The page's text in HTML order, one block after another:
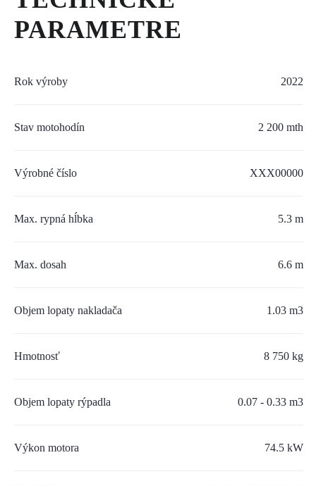
SERVIS A NÁHRADNÉ DIELY
PART.CAT.COM
MÔJSTROJ.SK
Z SHOP
KARIÉRA
PARAMETRE
Rok výroby 2022
Stav motohodín 2 200 mth
Výrobné číslo XXX00000
Max. rypná hĺbka 5.3 m
Max. dosah 6.6 m
Objem lopaty nakladača 1.03 m3
Hmotnosť 8 750 kg
Objem lopaty rýpadla 0.07 - 0.33 m3
Výkon motora 74.5 kW